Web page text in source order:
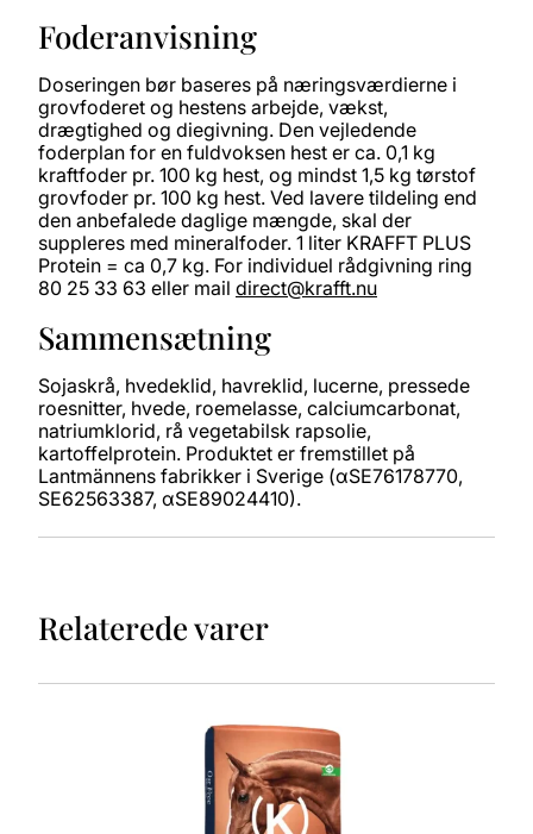
Foderanvisning
Doseringen bør baseres på næringsværdierne i
grovfoderet og hestens arbejde, vækst,
drægtighed og diegivning. Den vejledende
foderplan for en fuldvoksen hest er ca. 0,1 kg
kraftfoder pr. 100 kg hest, og mindst 1,5 kg tørstof
grovfoder pr. 100 kg hest. Ved lavere tildeling end
den anbefalede daglige mængde, skal der
suppleres med mineralfoder. 1 liter KRAFFT PLUS
Protein = ca 0,7 kg. For individuel rådgivning ring
80 25 33 63 eller mail direct@krafft.nu
Sammensætning
Sojaskrå, hvedeklid, havreklid, lucerne, pressede
roesnitter, hvede, roemelasse, calciumcarbonat,
natriumklorid, rå vegetabilsk rapsolie,
kartoffelprotein. Produktet er fremstillet på
Lantmännens fabrikker i Sverige (αSE76178770,
SE62563387, αSE89024410).
Relaterede varer